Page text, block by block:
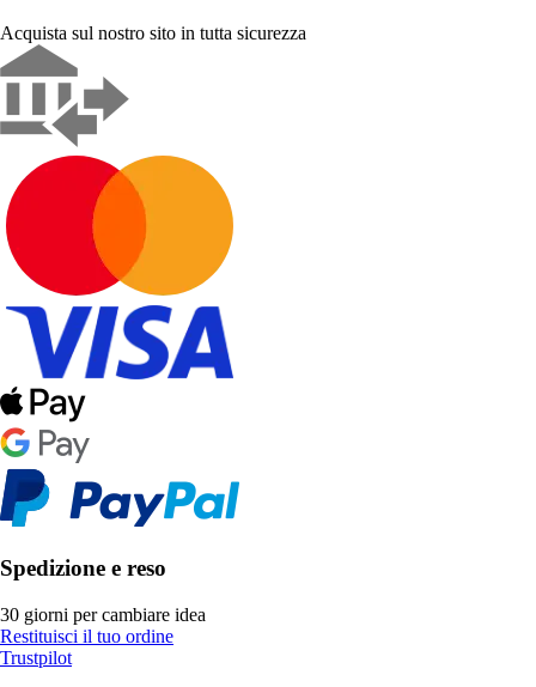
Acquista sul nostro sito in tutta sicurezza
Spedizione e reso
30 giorni per cambiare idea
Restituisci il tuo ordine
Trustpilot